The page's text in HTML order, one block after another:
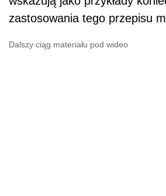
zastosowania tego przepisu
Dalszy ciąg materiału pod wideo